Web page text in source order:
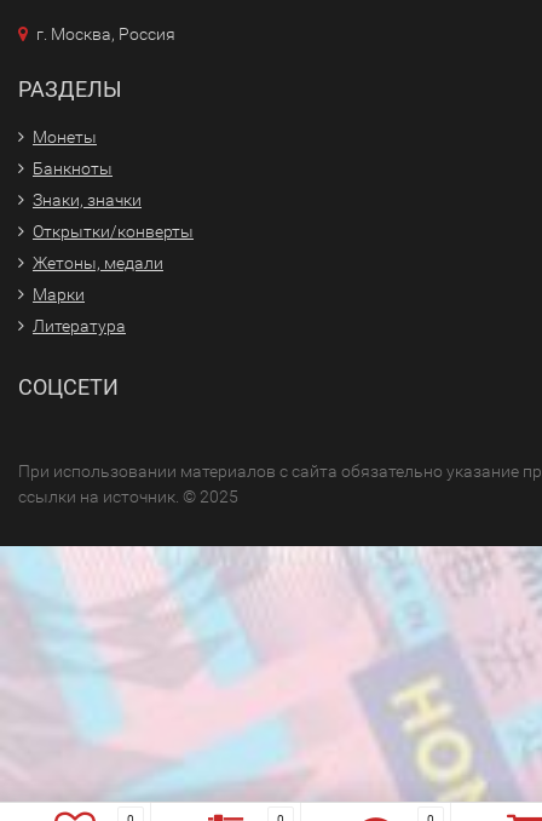
г. Москва, Россия
РАЗДЕЛЫ
Монеты
Банкноты
Знаки, значки
Открытки/конверты
Жетоны, медали
Марки
Литература
СОЦСЕТИ
При использовании материалов с сайта обязательно указание
ссылки на источник. © 2025